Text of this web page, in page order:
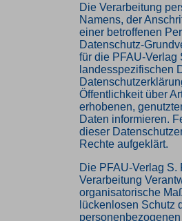
Die Verarbeitung
Namens, der
einer betroffenen
Datenschutz-
für die PFAU-Verlag
landesspezifischen
Öffentlichkeit über
erhobenen,
Daten informieren.
dieser
Rechte aufgeklärt.
Die PFAU-Verlag S.
Verarbeitung
organisatorische
lückenlosen Schutz